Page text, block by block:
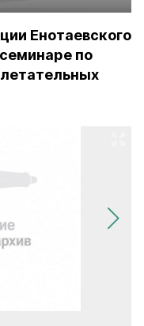
Енотаевского
по